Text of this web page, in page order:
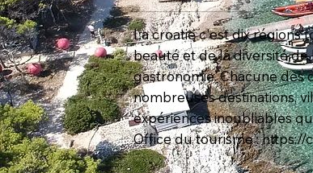
La croatie c'est dix régions
beauté et de la diversité
gastronomie. Chacune des
nombreuses destinations,
expériences inoubliables
Office du tourisme :https://